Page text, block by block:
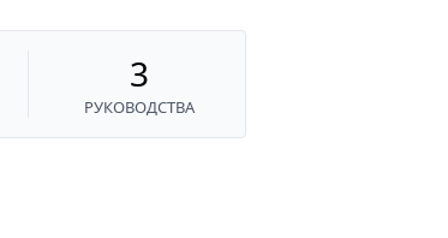
3
РУКОВОДСТВА